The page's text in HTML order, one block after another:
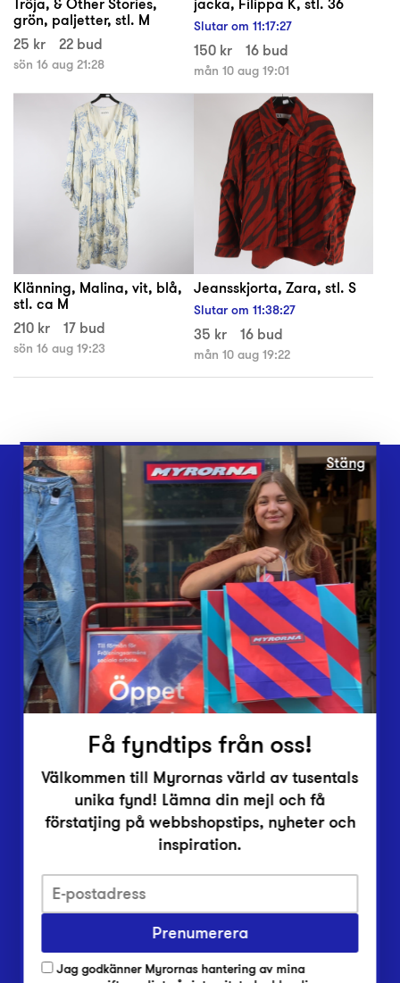
grön, paljetter, stl. M
25 kr
22 bud
sön 16 aug 21:28
Slutar om 11:17:26
150 kr 16 bud
mån 10 aug 19:01
Klänning, Malina, vit, blå,
stl. ca M
210 kr
17 bud
sön 16 aug 19:23
Jeansskjorta, Zara, stl. S
Slutar om 11:38:26
35 kr 16 bud
mån 10 aug 19:22
Webbshop
Butiker
Lämna in
Vårt överskott
Inlämningsplatser
Om Myrorna
Lediga jobb
Pressrum
Integritetsskyddspolicy
Har du frågor om onlineköp, leverans eller retur?
Har du frågor om vår verksamhet?
Stäng
Få fyndtips från oss!
Välkommen till Myrornas värld av tusentals
unika fynd! Lämna din mejl och få
förstatjing på webbshopstips, nyheter och
inspiration.
Prenumerera
Jag godkänner Myrornas hantering av mina